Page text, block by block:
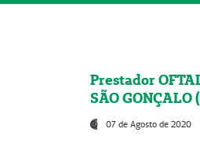
Prestador
SÃO GONÇALO
07 de Agosto de 2020